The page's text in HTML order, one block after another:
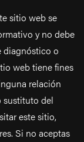
sitio web se
y no debe
diagnóstico o
web tiene fines
relación
sustituto del
este sitio,
Si no aceptas